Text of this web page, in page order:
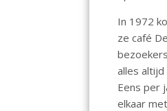
In 1972
ze café
alles
Eens per
elkaar